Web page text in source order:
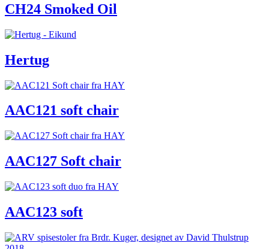
CH24 Smoked Oil
Hertug
AAC121 soft chair
AAC127 Soft chair
AAC123 soft